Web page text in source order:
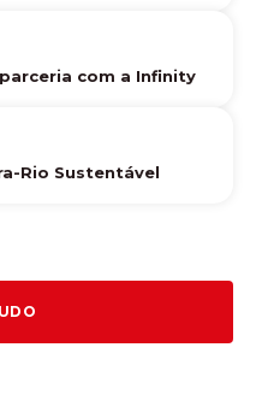
com a Infinity
Rio Sustentável